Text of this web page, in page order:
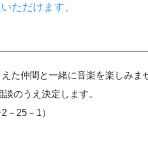
ただけます。
た仲間と一緒に音楽を楽しみま
のうえ決定します。
－25－1）